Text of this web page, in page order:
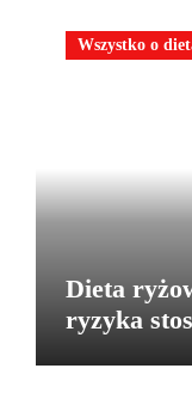
Wszystko o
Dieta
ryzyka